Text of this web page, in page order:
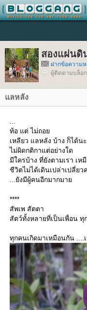
สองแผ่นดิ
ฝากข้อความห
ผู้ติดตามบล็อ
ลหลัง
ท้อ แต่ ไม่ถอ
เหลียว แลหลัง บ้าง ก็ได้นะ
ไม่ผิดกติกาแต่อย่างใด
มีใครบ้าง ที่ยังตามเรา เห
ชีวิตไม่ได้เดินเปล่าเปลี่ยว
...ยังมีผู้คนอีกมากมา
****
สัพเพ สัตตา
สัตว์ทั้งหลายที่เป็นเพื่อน
ทุกคนเกิดมาเหมือนกัน ....